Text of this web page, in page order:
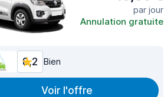
par jour
Annulation gratuite
8,2 Bien
Voir l'offre